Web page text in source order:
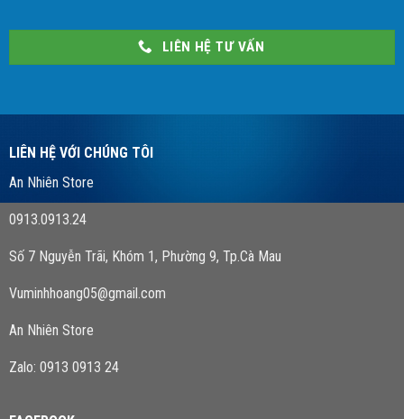
LIÊN HỆ TƯ VẤN
LIÊN HỆ VỚI CHÚNG TÔI
An Nhiên Store
0913.0913.24
Số 7 Nguyễn Trãi, Khóm 1, Phường 9, Tp.Cà Mau
Vuminhhoang05@gmail.com
An Nhiên Store
Zalo: 0913 0913 24